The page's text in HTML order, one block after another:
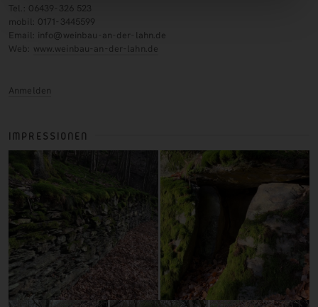
Tel.: 06439-326 523
mobil: 0171-3445599
Email: info@weinbau-an-der-lahn.de
Web: www.weinbau-an-der-lahn.de
Anmelden
IMPRESSIONEN